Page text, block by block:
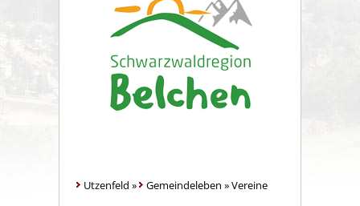
Utzenfeld » Gemeindeleben »Vereine